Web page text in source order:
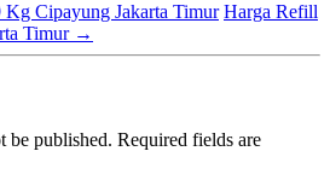
Cipayung Jakarta Timur Harga Refill
Timur →
be published. Required fields are